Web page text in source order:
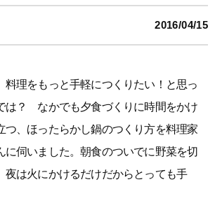
2016/04/15
理をもっと手軽につくりたい！と思っ
は？ なかでも夕食づくりに時間をかけ
つ、ほったらかし鍋のつくり方を料理家
に伺いました。朝食のついでに野菜を切
夜は火にかけるだけだからとっても手